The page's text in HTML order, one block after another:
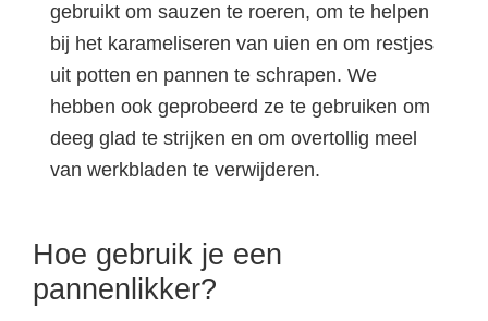
gebruikt om sauzen te roeren, om te helpen
bij het karameliseren van uien en om restjes
uit potten en pannen te schrapen. We
hebben ook geprobeerd ze te gebruiken om
deeg glad te strijken en om overtollig meel
van werkbladen te verwijderen.
Hoe gebruik je een
pannenlikker?